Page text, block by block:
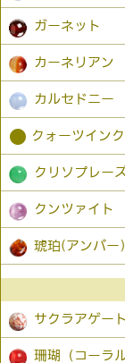
ガーネット
カーネリアン
カルセドニー
● クォーツイン
クリソプレー
クンツァイト
琥珀(アンバー
サクラアゲート
珊瑚（コーラル